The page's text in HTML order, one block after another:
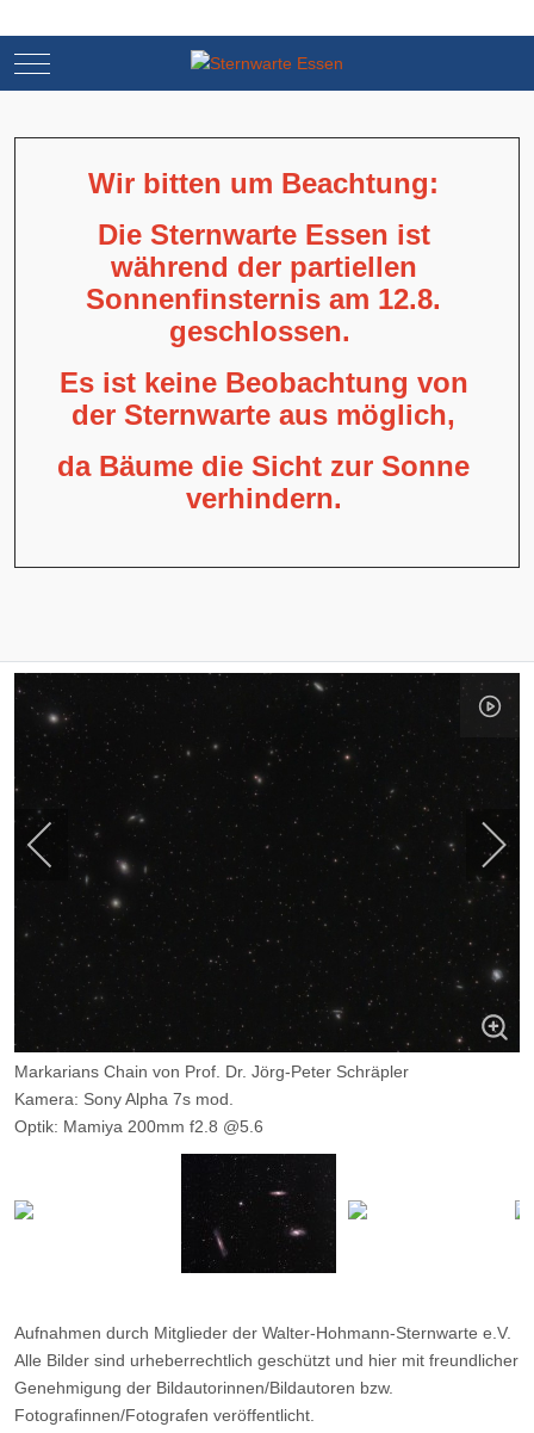
Mobile Menu Toggle
Wir bitten um Beachtung:
Die Sternwarte Essen ist
während der partiellen
Sonnenfinsternis am 12.8.
geschlossen.
Es ist keine Beobachtung von
der Sternwarte aus möglich,
da Bäume die Sicht zur Sonne
verhindern.
Markarians Chain von Prof. Dr. Jörg-Peter Schräpler
Kamera: Sony Alpha 7s mod.
Optik: Mamiya 200mm f2.8 @5.6
Belichtungszeit: 77x50 s
Ort: WHS,Essen Datum: 23.4.2015
Aufnahmen durch Mitglieder der Walter-Hohmann-Sternwarte e.V.
Alle Bilder sind urheberrechtlich geschützt und hier mit freundlicher
Genehmigung der Bildautorinnen/Bildautoren bzw.
Fotografinnen/Fotografen veröffentlicht.